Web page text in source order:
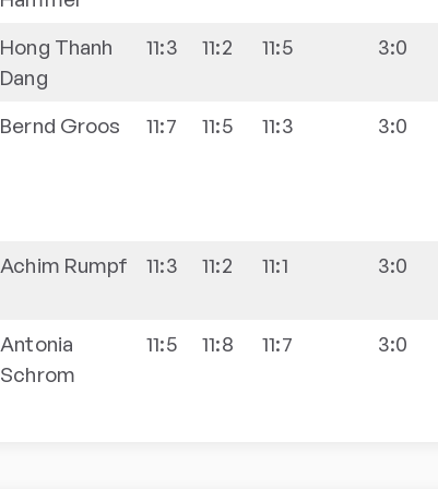
Hong Thanh
Dang
11:3 11:2 11:5 3:0
Bernd Groos 11:7 11:5 11:3 3:0
Achim Rumpf 11:3 11:2 11:1 3:0
Antonia
Schrom
11:5 11:8 11:7 3:0